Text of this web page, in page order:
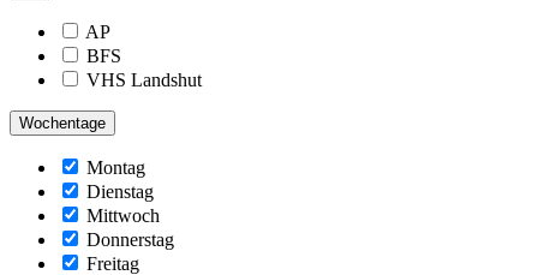
AP
BFS
VHS Landshut
Wochentage
Montag
Dienstag
Mittwoch
Donnerstag
Freitag